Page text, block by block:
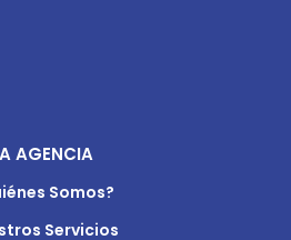
AGENCIA
Somos?
Servicios